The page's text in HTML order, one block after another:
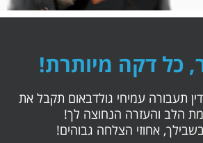
כל דקה מיותרת!
תעבורה עמיחי גולדבאום תקבל את
הלב והעזרה הנחוצה לך!
אחוזי הצלחה גבוהים!